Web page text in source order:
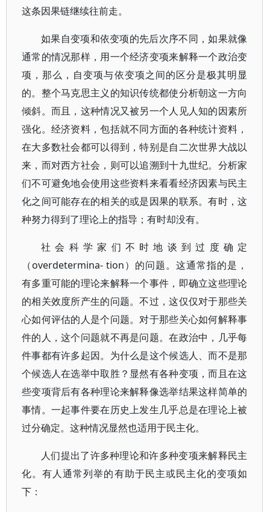
这条因果链继续往前走。
如果自变项和依变项的先后次序不同，如果就像
通常的情况那样，用一个经济变项来解释一个政治变
项，那么，自变项与依变项之间的区分是极其明显
的。整个马克思主义的知识传统都使分析朝这一方向
倾斜。而且，这种情况又被另一个人见人知的因素所
强化。经济资料，包括就不同方面的各种统计资料，
在大多数社会都可以得到，特别是自二次世界大战以
来，而对西方社会，则可以追溯到十九世纪。分析家
们不可避免地会使用这些资料来看看经济因素与民主
化之间可能存在的相关的或是因果的联系。有时，这
种努力得到了理论上的指导；有时却没有。
社会科学家们不时地谈到过度确定
（overdetermina- tion）的问题。这通常指的是，
有多重可能的理论来解释一个事件，即确立这些理论
的相关效度所产生的问题。不过，这仅仅对于那些关
心如何评估的人是个问题。对于那些关心如何解释事
件的人，这个问题就不再是问题。在政治中，几乎每
件事都有许多起因。为什么是这个候选人、而不是那
个候选人在选举中取胜？显然有各种变项，而且在这
些变项背后有各种理论来解释像选举结果这样简单的
事情。一起事件要在历史上发生几乎总是在理论上被
过分确定。这种情况显然也适用于民主化。
人们提出了许多种理论和许多种变项来解释民主
化。有人通常列举的有助于民主或民主化的变项如
下：